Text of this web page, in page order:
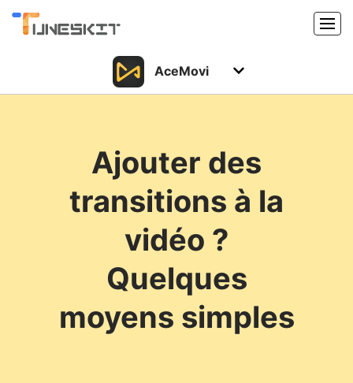
Produits
Support
Centre de téléchargement
AceMovi
Support
Ressources
Ajouter des
transitions à la
vidéo ?
Quelques
moyens simples